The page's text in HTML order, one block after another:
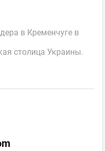
в Кременчуге в
столица Украины.